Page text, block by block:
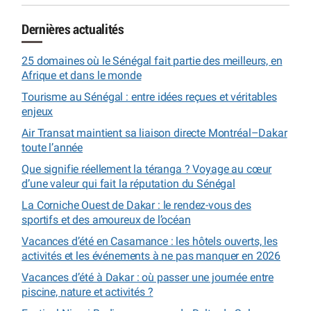
Dernières actualités
25 domaines où le Sénégal fait partie des meilleurs, en
Afrique et dans le monde
Tourisme au Sénégal : entre idées reçues et véritables
enjeux
Air Transat maintient sa liaison directe Montréal–Dakar
toute l’année
Que signifie réellement la téranga ? Voyage au cœur
d’une valeur qui fait la réputation du Sénégal
La Corniche Ouest de Dakar : le rendez-vous des
sportifs et des amoureux de l’océan
Vacances d’été en Casamance : les hôtels ouverts, les
activités et les événements à ne pas manquer en 2026
Vacances d’été à Dakar : où passer une journée entre
piscine, nature et activités ?